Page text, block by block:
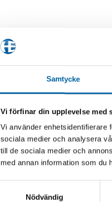
Samtycke
Vi förfinar din upplevelse med
Vi använder enhetsidentifierare
sociala medier och analysera
till de sociala medier och
med annan information som du
Nödvändig